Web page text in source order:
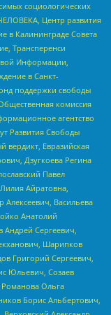
социологических
Центр развития
в Калининграде Совета
Трансперенси
Информации,
в Санкт-
поддержки свободы
комиссия
агентство
Развития Свободы
Евразийская
Дзугкоева Регина
Павел
Айратовна,
Алексеевич, Васильева
Анатолий
Андрей Сергеевич,
Шарипков
Григорий Сергеевич,
Юльевич, Созаев
Ольга
Борис Альбертович,